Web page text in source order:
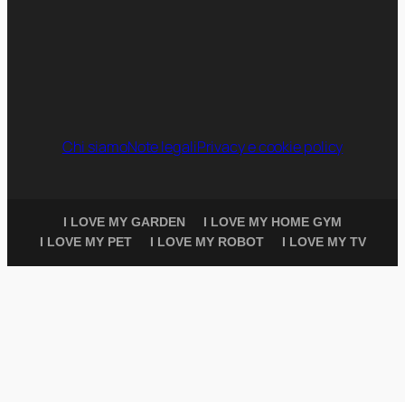
Chi siamoNote legaliPrivacy e cookie policy
I LOVE MY GARDEN
I LOVE MY HOME GYM
I LOVE MY PET
I LOVE MY ROBOT I LOVE MY TV